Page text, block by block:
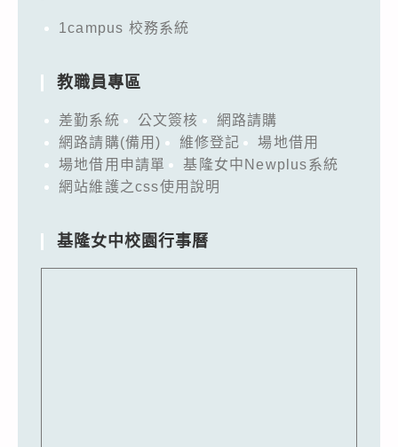
1campus 校務系統
教職員專區
差勤系統 公文簽核
網路請購
網路請購(備用)
維修登記
場地借用
場地借用申請單
基隆女中Newplus系統
網站維護之css使用說明
基隆女中校園行事曆